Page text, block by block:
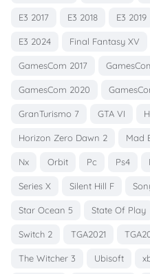
E3 2017 E3 2018 E3 2019
E3 2024 Final Fantasy XV
GamesCom 2017
GamesCom 2020
GranTurismo 7 GTA VI
Horizon Zero Dawn 2 Mad
Nx Orbit Pc Ps4
Series X Silent Hill F
Star Ocean 5 State Of Play
Switch 2 TGA2021
The Witcher 3 Ubisoft